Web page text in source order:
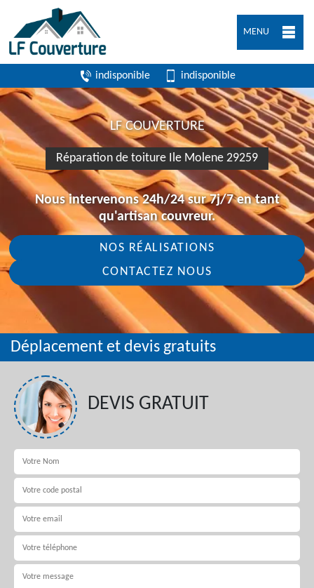
MENU
indisponible indisponible
LF COUVERTURE
Réparation de toiture Ile Molene 29259
Nous intervenons 24h/24 sur 7j/7 en tant
qu'artisan couvreur.
NOS RÉALISATIONS
CONTACTEZ NOUS
Déplacement et devis gratuits
DEVIS GRATUIT